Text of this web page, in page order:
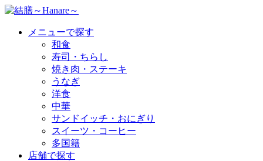
メニューで探す
和食
寿司・ちらし
焼き肉・ステーキ
うなぎ
洋食
中華
サンドイッチ・おにぎり
スイーツ・コーヒー
多国籍
店舗で探す